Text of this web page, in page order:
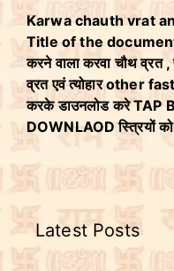
Karwa chauth vrat
Title of the document
करने वाला करवा चौथ व्रत
व्रत एवं त्योहार other
करके डाउनलोड करे TAP
DOWNLAOD स्त्रियों
Latest Posts